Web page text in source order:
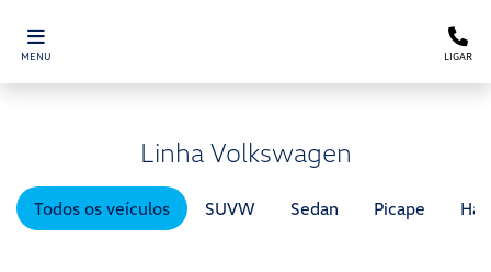
MENU LIGAR
Linha Volkswagen
Todos os veículos SUVW Sedan Picape